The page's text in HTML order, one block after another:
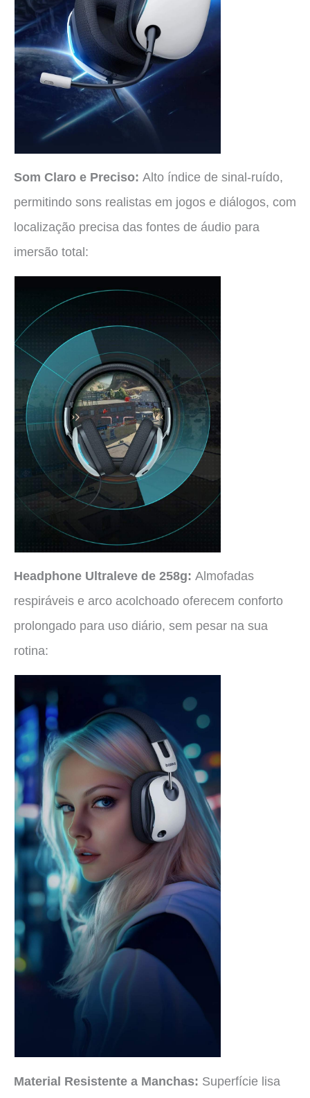
Som Claro e Preciso: Alto índice de sinal-ruído,
permitindo sons realistas em jogos e diálogos, com
localização precisa das fontes de áudio para
imersão total:
Headphone Ultraleve de 258g: Almofadas
respiráveis e arco acolchoado oferecem conforto
prolongado para uso diário, sem pesar na sua
rotina:
Material Resistente a Manchas: Superfície lisa